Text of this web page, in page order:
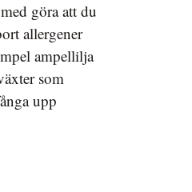
göra att du
allergener
ampellilja
som
upp